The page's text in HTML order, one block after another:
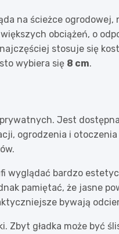
na ścieżce
obciążeń, o
stosuje się
wybiera się 8 cm.
Jest
ogrodzenia i
wyglądać bardzo
pamiętać, że jasne
bywają
Zbyt gładka może być